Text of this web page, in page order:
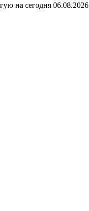
на сегодня 06.08.2026